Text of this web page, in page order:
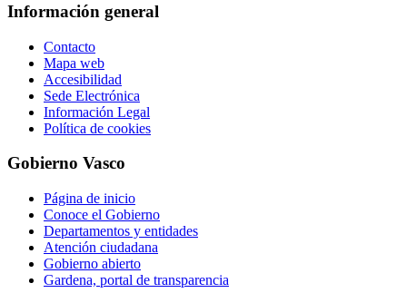
Información general
Contacto
Mapa web
Accesibilidad
Sede Electrónica
Información Legal
Política de cookies
Gobierno Vasco
Página de inicio
Conoce el Gobierno
Departamentos y entidades
Atención ciudadana
Gobierno abierto
Gardena, portal de transparencia